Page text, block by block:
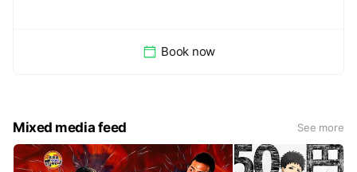
Book now
Mixed media feed See more